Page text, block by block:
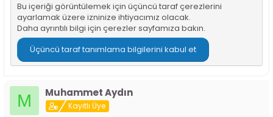
Bu içeriği görüntülemek için üçüncü taraf çerezlerini
ayarlamak üzere izninize ihtiyacımız olacak.
Daha ayrıntılı bilgi için çerezler sayfamıza bakın.
Üçüncü taraf tanımlama bilgilerini kabul et
M Muhammet Aydın
Kayıtlı Üye